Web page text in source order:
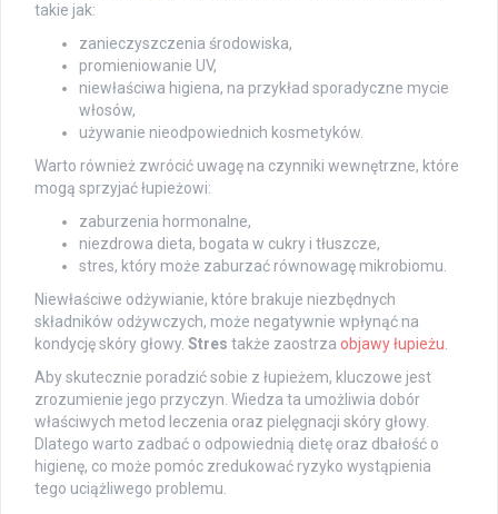
takie jak:
zanieczyszczenia środowiska,
promieniowanie UV,
niewłaściwa higiena, na przykład sporadyczne mycie
włosów,
używanie nieodpowiednich kosmetyków.
Warto również zwrócić uwagę na czynniki wewnętrzne, które
mogą sprzyjać łupieżowi:
zaburzenia hormonalne,
niezdrowa dieta, bogata w cukry i tłuszcze,
stres, który może zaburzać równowagę mikrobiomu.
Niewłaściwe odżywianie, które brakuje niezbędnych
składników odżywczych, może negatywnie wpłynąć na
kondycję skóry głowy. Stres także zaostrza objawy łupieżu
Aby skutecznie poradzić sobie z łupieżem, kluczowe jest
zrozumienie jego przyczyn. Wiedza ta umożliwia dobór
właściwych metod leczenia oraz pielęgnacji skóry głowy.
Dlatego warto zadbać o odpowiednią dietę oraz dbałość o
higienę, co może pomóc zredukować ryzyko wystąpienia
tego uciążliwego problemu.